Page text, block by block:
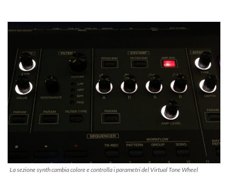
La sezione synth cambia colore e controlla i parametri del Virtual Tone Wheel